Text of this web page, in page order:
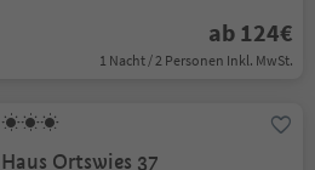
ab 124€
1 Nacht / 2 Personen Inkl. MwSt.
Haus Ortswies 37